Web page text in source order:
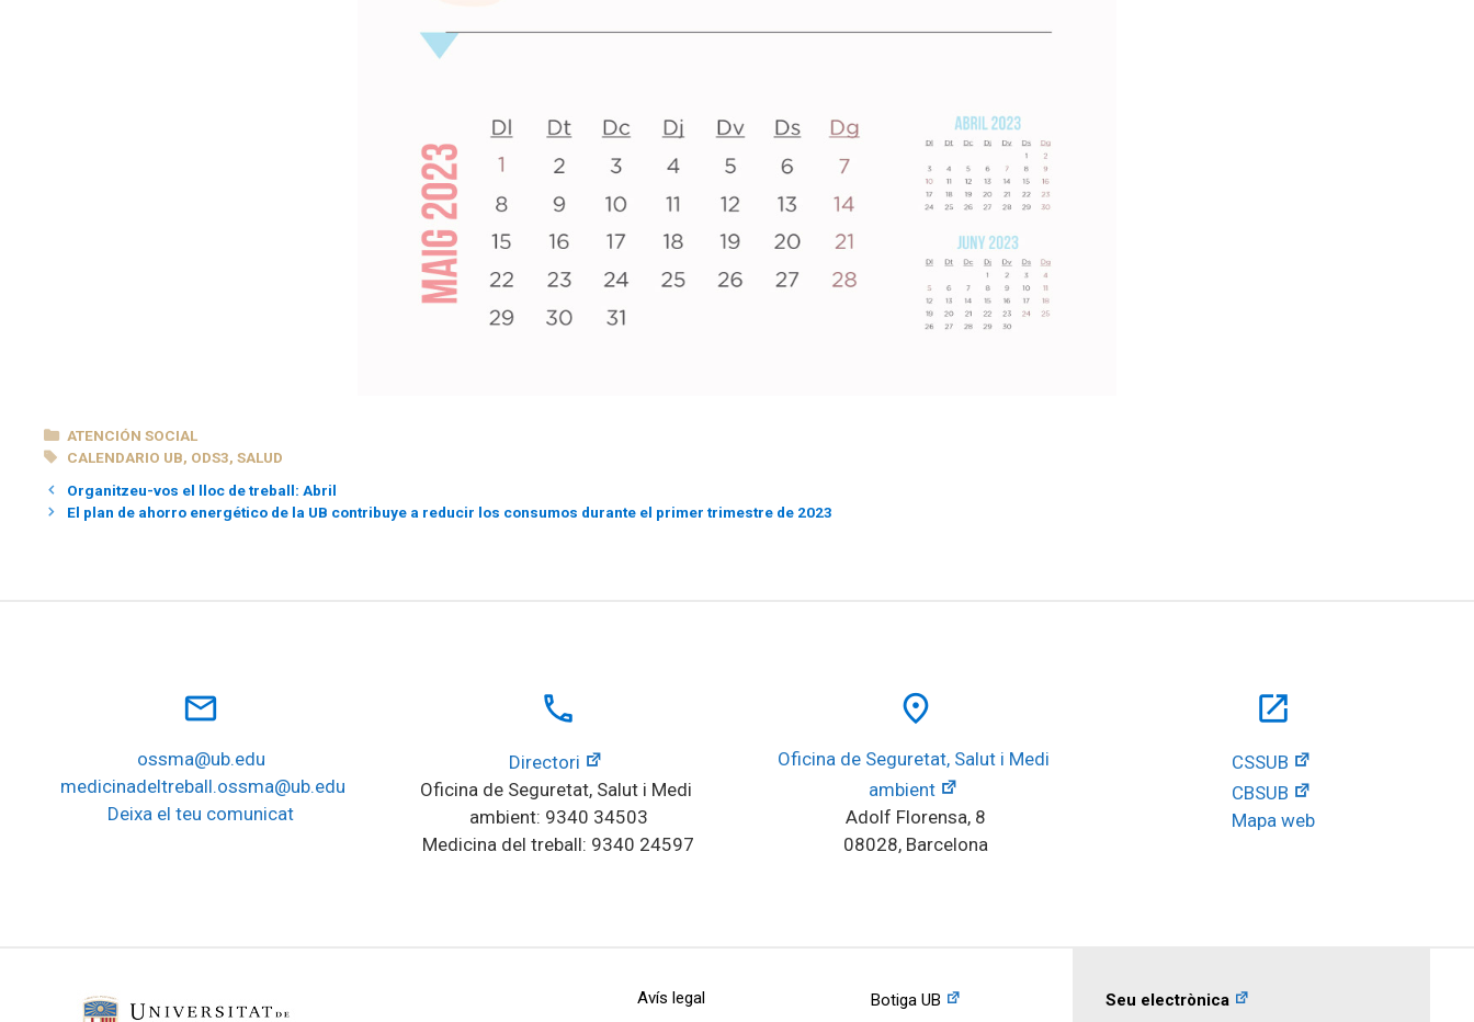
CATEGORÍAS
ATENCIÓN SOCIAL
ETIQUETAS
CALENDARIO UB, ODS3,SALUD
Organitzeu-vos el lloc de treball: Abril
El plan de ahorro energético de la UB contribuye a reducir los consumos durante el primer trimestre de 2023
mail_outline
ossma@ub.edu
medicinadeltreball.ossma@ub.edu
Deixa el teu comunicat
local_phone
Directori
Oficina de Seguretat, Salut i Medi
ambient: 9340 34503
Medicina del treball: 9340 24597
place
Oficina de Seguretat, Salut i Medi
ambient
Adolf Florensa, 8
08028, Barcelona
open_in_new
CSSUB
CBSUB
Mapa web
Avís legal Botiga UB Seu electrònica